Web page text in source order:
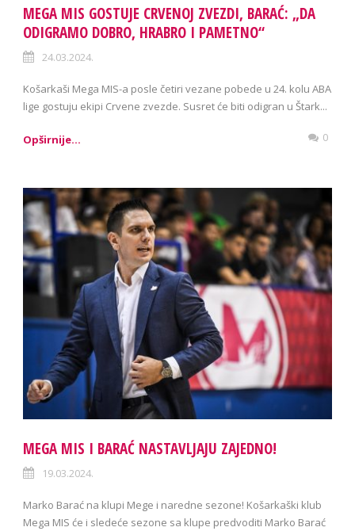
MEGA MIS GOSTUJE CRVENOJ ZVEZDI, BARAĆ: „DA
ODIGRAMO DOBRO, HRABRO I PAMETNO“
24.03.2024.
Košarkaši Mega MIS-a posle četiri vezane pobede u 24. kolu ABA
lige gostuju ekipi Crvene zvezde. Susret će biti odigran u Štark...
Opširnije... 0
MEGA MIS I BARAĆ NASTAVLJAJU ZAJEDNO!
19.03.2024.
Marko Barać na klupi Mege i naredne sezone! Košarkaški klub
Mega MIS će i sledeće sezone sa klupe predvoditi Marko Barać